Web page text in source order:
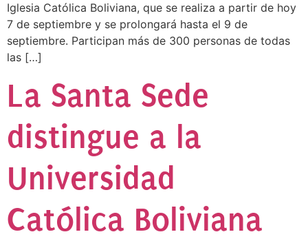
Iglesia Católica Boliviana, que se realiza a partir de hoy
7 de septiembre y se prolongará hasta el 9 de
septiembre. Participan más de 300 personas de todas
las […]
La Santa Sede
distingue a la
Universidad
Católica Boliviana